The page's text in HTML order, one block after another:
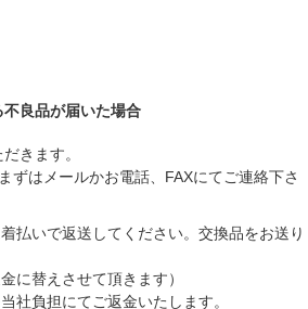
良品が届いた場合
きます。
ずはメールかお電話、FAXにてご連絡下さ
払いで返送してください。交換品をお送り
に替えさせて頂きます）
社負担にてご返金いたします。